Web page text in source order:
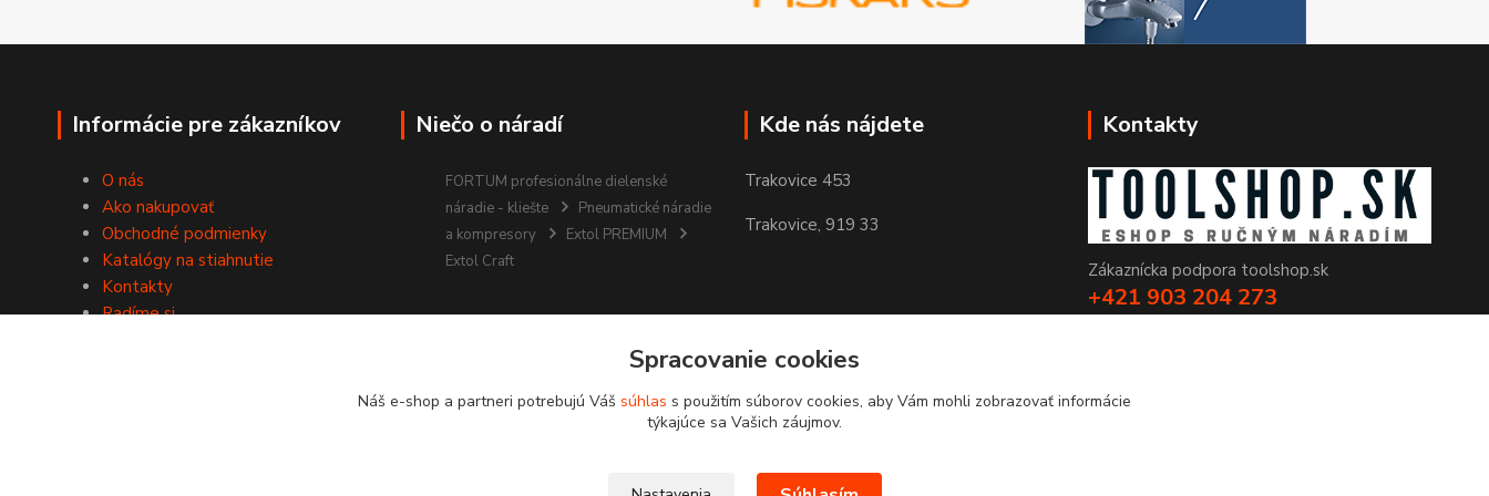
Informácie pre zákazníkov
O nás
Ako nakupovať
Obchodné podmienky
Katalógy na stiahnutie
Kontakty
Radíme si
Niečo o náradí
FORTUM profesionálne dielenské
náradie - kliešte
Pneumatické náradie
a kompresory
Extol PREMIUM
Extol Craft
Kde nás nájdete
Trakovice 453
Trakovice, 919 33
Kontakty
Zákaznícka podpora toolshop.sk
+421 903 204 273
Spracovanie cookies
Náš e-shop a partneri potrebujú Váš súhlas s použitím súborov cookies, aby Vám mohli zobrazovať informácie
týkajúce sa Vašich záujmov.